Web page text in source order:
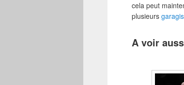
cela peut
plusieurs
A voir